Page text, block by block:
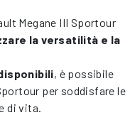
Megane III Sportour
la versatilità e la
, è possibile
per soddisfare le
di vita.